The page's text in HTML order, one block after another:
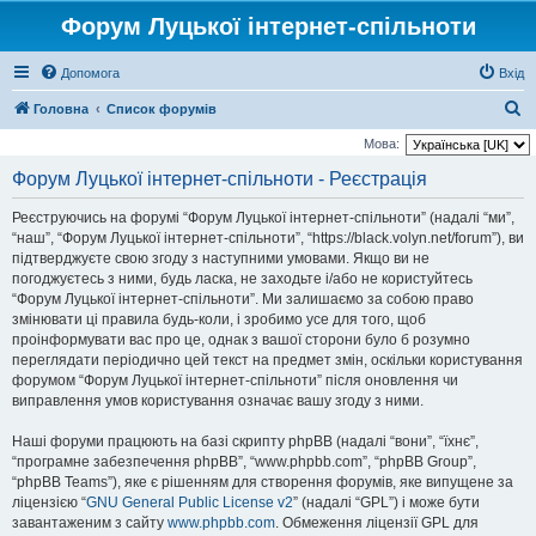
Форум Луцької інтернет-спільноти
Допомога Вхід
Головна Список форумів
о
Мова:
Форум Луцької інтернет-спільноти - Реєстрація
Реєструючись на форумі “Форум Луцької інтернет-спільноти” (надалі “ми”,
“наш”, “Форум Луцької інтернет-спільноти”, “https://black.volyn.net/forum”), ви
підтверджуєте свою згоду з наступними умовами. Якщо ви не
погоджуєтесь з ними, будь ласка, не заходьте і/або не користуйтесь
“Форум Луцької інтернет-спільноти”. Ми залишаємо за собою право
змінювати ці правила будь-коли, і зробимо усе для того, щоб
проінформувати вас про це, однак з вашої сторони було б розумно
переглядати періодично цей текст на предмет змін, оскільки користування
форумом “Форум Луцької інтернет-спільноти” після оновлення чи
виправлення умов користування означає вашу згоду з ними.
Наші форуми працюють на базі скрипту phpBB (надалі “вони”, “їхнє”,
“програмне забезпечення phpBB”, “www.phpbb.com”, “phpBB Group”,
“phpBB Teams”), яке є рішенням для створення форумів, яке випущене за
ліцензією “GNU General Public License v2” (надалі “GPL”) і може бути
завантаженим з сайту www.phpbb.com. Обмеження ліцензії GPL для